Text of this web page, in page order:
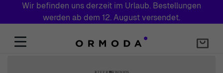
Wir befinden uns derzeit im Urlaub. Bestellungen
werden ab dem 12. August versendet.